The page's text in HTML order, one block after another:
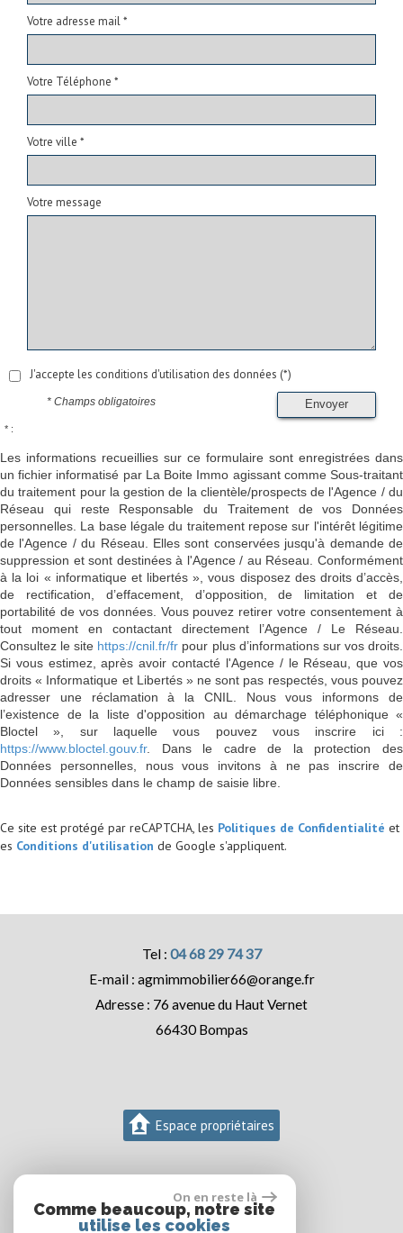
Votre adresse mail *
Votre Téléphone *
Votre ville *
Votre message
J'accepte les conditions d'utilisation des données (*)
Envoyer
* Champs obligatoires
* :
Les informations recueillies sur ce formulaire sont enregistrées dans
un fichier informatisé par La Boite Immo agissant comme Sous-traitant
du traitement pour la gestion de la clientèle/prospects de l'Agence / du
Réseau qui reste Responsable du Traitement de vos Données
personnelles. La base légale du traitement repose sur l'intérêt légitime
de l'Agence / du Réseau. Elles sont conservées jusqu'à demande de
suppression et sont destinées à l'Agence / au Réseau. Conformément
à la loi « informatique et libertés », vous disposez des droits d’accès,
de rectification, d’effacement, d’opposition, de limitation et de
portabilité de vos données. Vous pouvez retirer votre consentement à
tout moment en contactant directement l’Agence / Le Réseau.
Consultez le site https://cnil.fr/fr pour plus d’informations sur vos droits.
Si vous estimez, après avoir contacté l'Agence / le Réseau, que vos
droits « Informatique et Libertés » ne sont pas respectés, vous pouvez
adresser une réclamation à la CNIL. Nous vous informons de
l’existence de la liste d'opposition au démarchage téléphonique «
Bloctel », sur laquelle vous pouvez vous inscrire ici :
https://www.bloctel.gouv.fr. Dans le cadre de la protection des
Données personnelles, nous vous invitons à ne pas inscrire de
Données sensibles dans le champ de saisie libre.
Ce site est protégé par reCAPTCHA, les Politiques de Confidentialité et
es Conditions d'utilisation de Google s'appliquent.
04 68 29 74 37
agmimmobilier66@orange.fr
76 avenue du Haut Vernet
66430 Bompas
Espace propriétaires
On en reste là
Comme beaucoup, notre site
utilise les cookies